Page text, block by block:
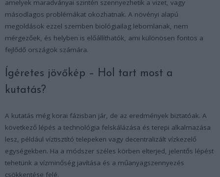
amelyek maradványai szintén szennyezhetik a vizet, vagy
másodlagos problémákat okozhatnak. A növényi alapú
megoldások ezzel szemben biológiailag lebomlanak, nem
mérgezőek, és helyben is előállíthatók, ami különösen fontos a
fejlődő országok számára.
Ígéretes jövőkép – Hol tart most a
kutatás?
A kutatás még korai fázisban jár, de az eredmények biztatóak. A
következő lépés a technológia felskálázása és terepi alkalmazása
lesz, például víztisztító telepeken vagy decentralizált vízkezelő
egységekben. Ha a módszer széles körben elterjed, jelentős lépést
tehetünk a vízminőség javítása és a műanyagszennyezés
csökkentése felé.